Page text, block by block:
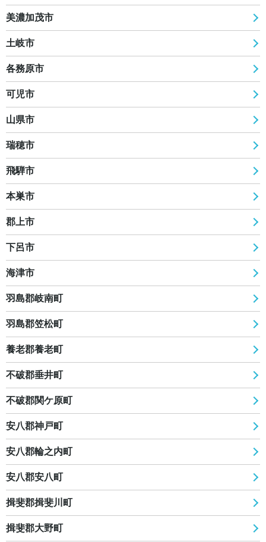
美濃加茂市
土岐市
各務原市
可児市
山県市
瑞穂市
飛騨市
本巣市
郡上市
下呂市
海津市
羽島郡岐南町
羽島郡笠松町
養老郡養老町
不破郡垂井町
不破郡関ケ原町
安八郡神戸町
安八郡輪之内町
安八郡安八町
揖斐郡揖斐川町
揖斐郡大野町